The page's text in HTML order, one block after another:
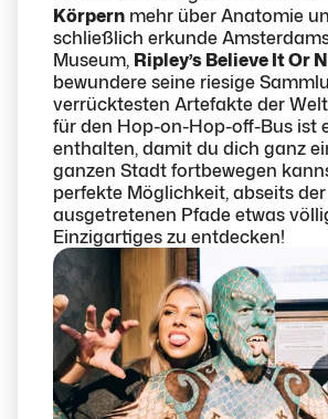
Körpern mehr über Anatomie
schließlich erkunde
Museum, Ripley’s Believe It Or
bewundere seine riesige
verrücktesten Artefakte der
für den Hop-on-Hop-off-Bus ist
enthalten, damit du dich ganz
ganzen Stadt fortbewegen
perfekte Möglichkeit, abseits der
ausgetretenen Pfade etwas
Einzigartiges zu entdecken!